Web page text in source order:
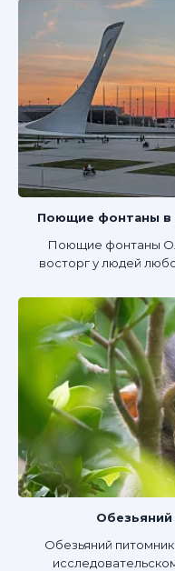
Поющие фонтаны в
Поющие фонтаны
восторг у людей
Обезьяний